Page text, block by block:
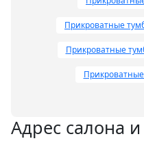
для
видеть
спа-центр
Прикроватные
Прикроватные
Адрес салона